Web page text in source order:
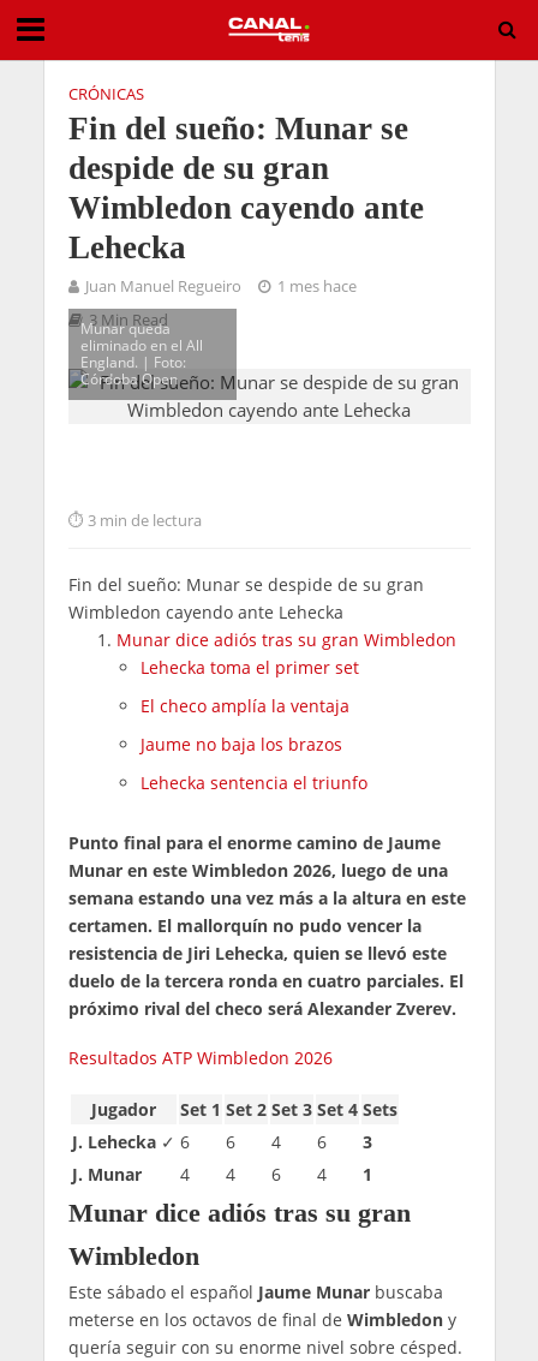
CRÓNICAS
Fin del sueño: Munar se
despide de su gran
Wimbledon cayendo ante
Lehecka
Juan Manuel Regueiro
1 mes hace
3 Min Read
Munar queda
eliminado en el All
England. | Foto:
Córdoba Open
3 min de lectura
Fin del sueño: Munar se despide de su gran
Wimbledon cayendo ante Lehecka
Munar dice adiós tras su gran Wimbledon
Lehecka toma el primer set
El checo amplía la ventaja
Jaume no baja los brazos
Lehecka sentencia el triunfo
Punto final para el enorme camino de Jaume
Munar en este Wimbledon 2026, luego de una
semana estando una vez más a la altura en este
certamen. El mallorquín no pudo vencer la
resistencia de Jiri Lehecka, quien se llevó este
duelo de la tercera ronda en cuatro parciales. El
próximo rival del checo será Alexander Zverev.
Resultados ATP Wimbledon 2026
Jugador Set 1 Set 2 Set 3 Set 4 Sets
J. Lehecka✓ 6 6 4 6
3
J. Munar
4 4 6 4 1
Munar dice adiós tras su gran
Wimbledon
Este sábado el español Jaume Munarbuscaba
meterse en los octavos de final de Wimbledony
quería seguir con su enorme nivel sobre césped.